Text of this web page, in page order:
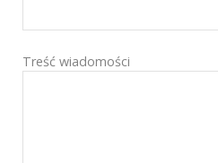
Treść wiadomości